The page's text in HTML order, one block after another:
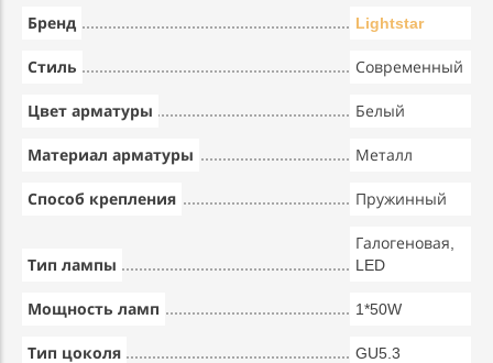
Бренд Lightstar
Стиль Современный
Цвет арматуры Белый
Материал арматуры Металл
Способ крепления Пружинный
Тип лампы
Галогеновая,
LED
Мощность ламп 1*50W
Тип цоколя GU5.3